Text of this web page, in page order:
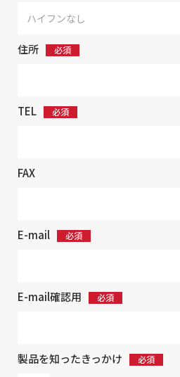
住所
TEL
FAX
E-mail
E-mail確認用
製品を知ったきっかけ